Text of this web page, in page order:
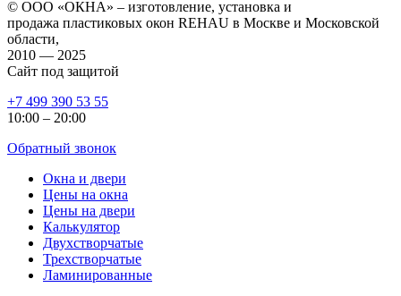
© ООО «ОКНА» – изготовление, установка и
продажа пластиковых окон REHAU в Москве и Московской
области,
2010 — 2025
Сайт под защитой
+7 499 390 53 55
10:00 – 20:00
Обратный звонок
Окна и двери
Цены на окна
Цены на двери
Калькулятор
Двухстворчатые
Трехстворчатые
Ламинированные